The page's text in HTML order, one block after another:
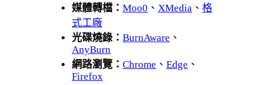
媒體轉檔： Moo0 、 XMedia 、 格
式工廠
光碟燒錄： BurnAware 、
AnyBurn
網路瀏覽： Chrome 、 Edge 、
Firefox